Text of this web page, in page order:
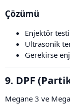
Çözümü​
Enjektör testi
Ultrasonik
Gerekirse
9. DPF
Megane 3 ve